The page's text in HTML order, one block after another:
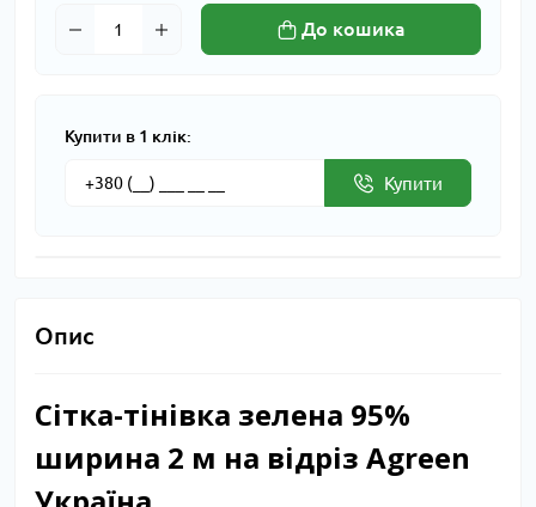
До кошика
Купити в 1 клік:
Купити
Опис
Сітка-тінівка зелена 95%
ширина 2 м на відріз Agreen